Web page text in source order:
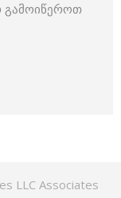
გამოიწეროთ
LLC Associates